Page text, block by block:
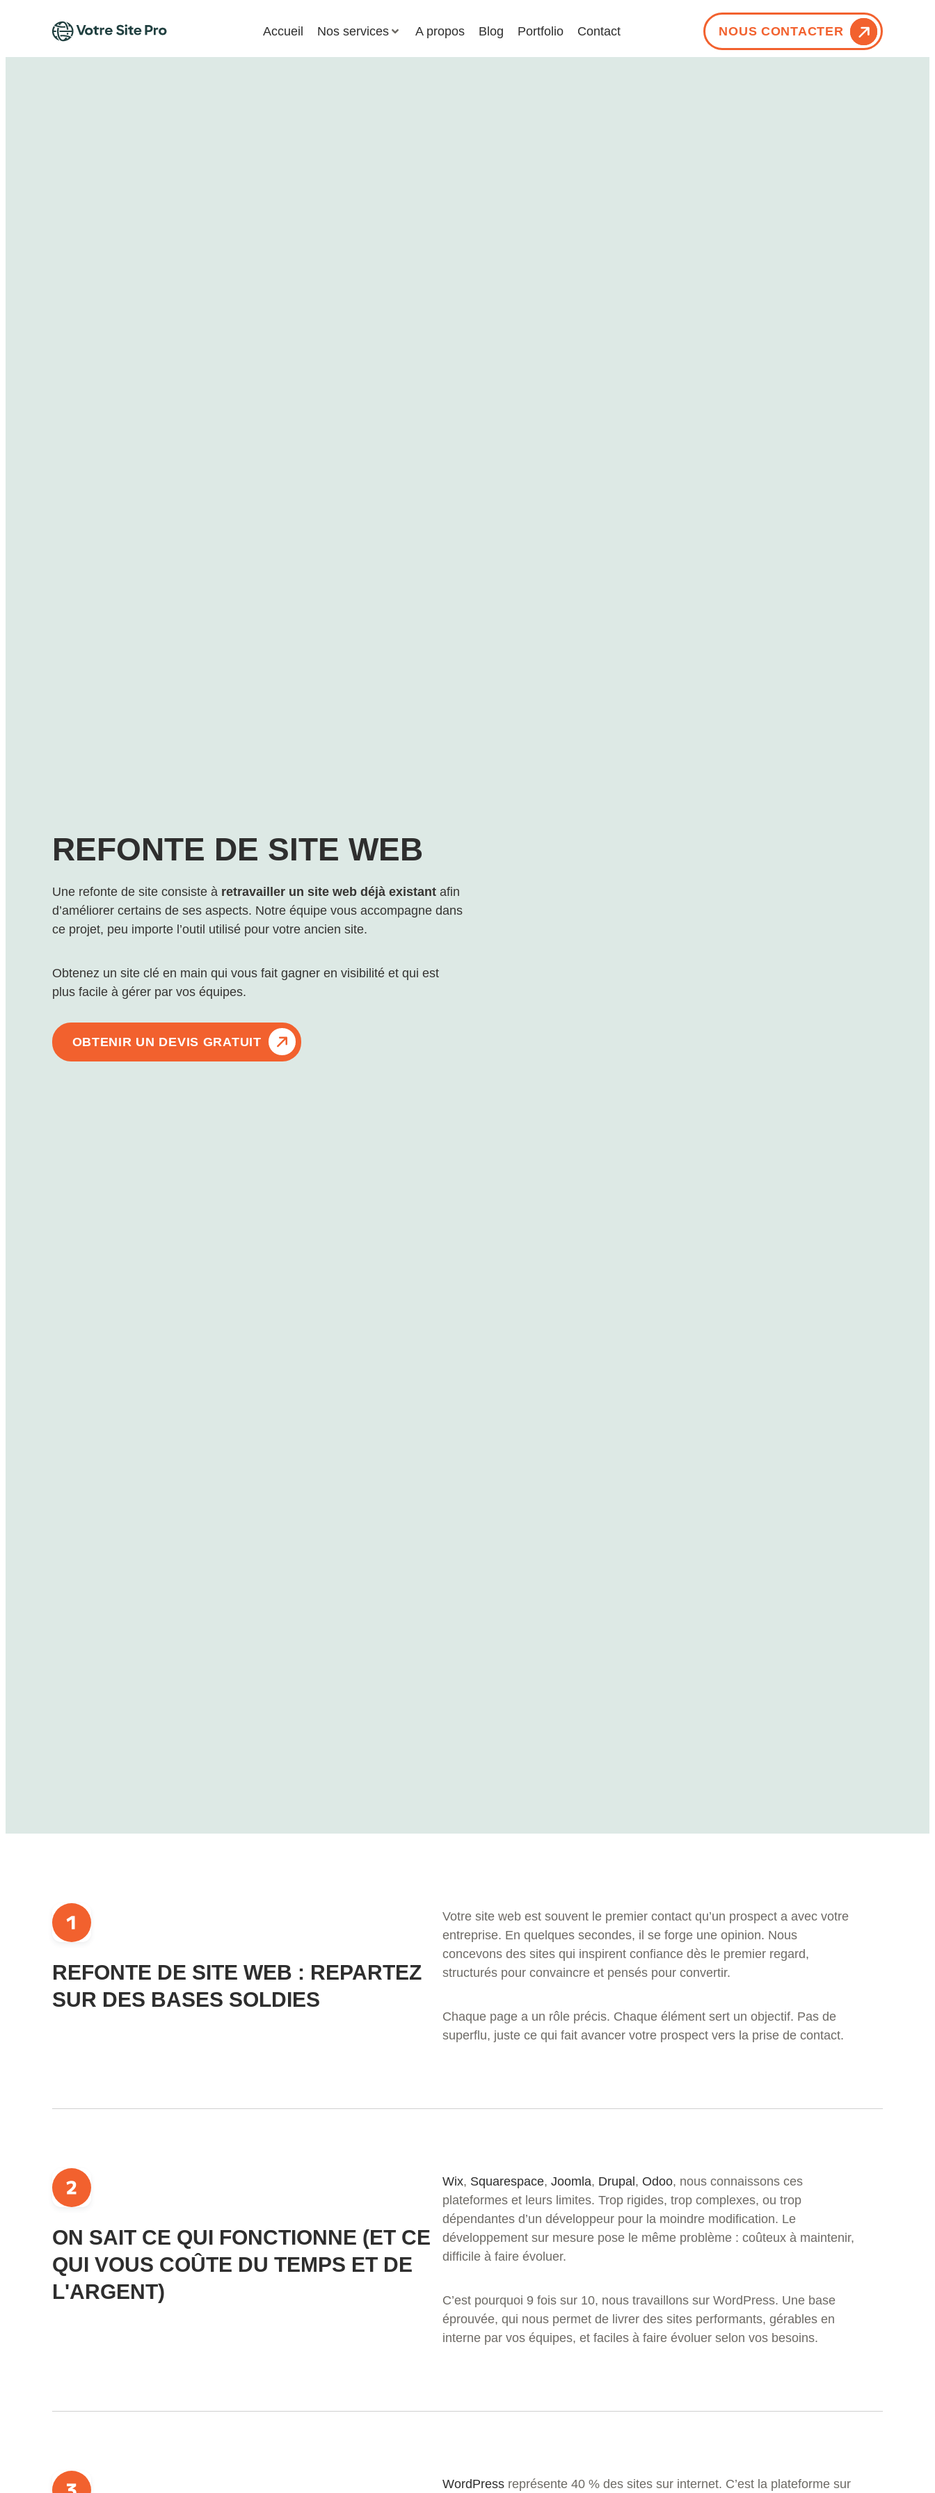
Accueil Nos services A propos Blog Portfolio Contact NOUS CONTACTER
REFONTE DE SITE WEB
Une refonte de site consiste à retravailler un site web déjà existant afin
d’améliorer certains de ses aspects. Notre équipe vous accompagne dans
ce projet, peu importe l’outil utilisé pour votre ancien site.
Obtenez un site clé en main qui vous fait gagner en visibilité et qui est
plus facile à gérer par vos équipes.
OBTENIR UN DEVIS GRATUIT
REFONTE DE SITE WEB : REPARTEZ
SUR DES BASES SOLDIES
Votre site web est souvent le premier contact qu’un prospect a avec votre
entreprise. En quelques secondes, il se forge une opinion. Nous
concevons des sites qui inspirent confiance dès le premier regard,
structurés pour convaincre et pensés pour convertir.
Chaque page a un rôle précis. Chaque élément sert un objectif. Pas de
superflu, juste ce qui fait avancer votre prospect vers la prise de contact.
ON SAIT CE QUI FONCTIONNE (ET CE
QUI VOUS COÛTE DU TEMPS ET DE
L'ARGENT)
Wix, Squarespace,Joomla, Drupal, Odoo, nous connaissons ces
plateformes et leurs limites. Trop rigides, trop complexes, ou trop
dépendantes d’un développeur pour la moindre modification. Le
développement sur mesure pose le même problème : coûteux à maintenir,
difficile à faire évoluer.
C’est pourquoi 9 fois sur 10, nous travaillons sur WordPress. Une base
éprouvée, qui nous permet de livrer des sites performants, gérables en
interne par vos équipes, et faciles à faire évoluer selon vos besoins.
WordPress représente 40 % des sites sur internet. C’est la plateforme sur